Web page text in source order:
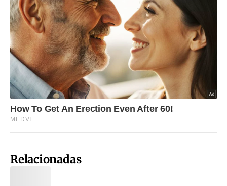
Relacionadas